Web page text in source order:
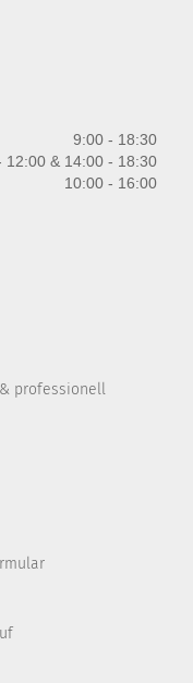
9:00 - 18:30
12:00 & 14:00 - 18:30
10:00 - 16:00
professionell